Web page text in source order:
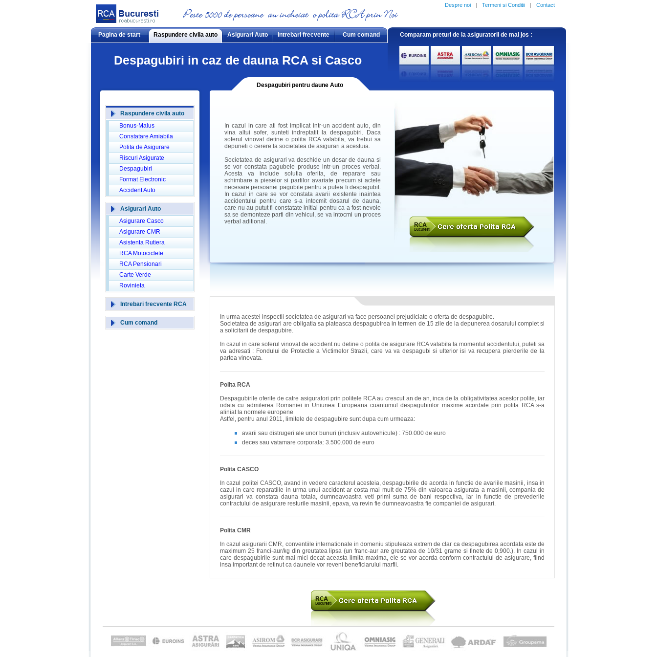
Despre noi | Termeni si Conditii | Contact
Pagina de start Raspundere civila auto Asigurari Auto Intrebari frecvente Cum comand Comparam preturi de la asiguratorii de mai jos :
Despagubiri in caz de dauna RCA si Casco
Raspundere civila auto
Bonus-Malus
Constatare Amiabila
Polita de Asigurare
Riscuri Asigurate
Despagubiri
Format Electronic
Accident Auto
Asigurari Auto
Asigurare Casco
Asigurare CMR
Asistenta Rutiera
RCA Motociclete
RCA Pensionari
Carte Verde
Rovinieta
Intrebari frecvente RCA
Cum comand
Despagubiri pentru daune Auto
In cazul in care ati fost implicat intr-un accident auto, din
vina altui sofer, sunteti indreptatit la despagubiri. Daca
soferul vinovat detine o polita RCA valabila, va trebui sa
depuneti o cerere la societatea de asigurari a acestuia.
Societatea de asigurari va deschide un dosar de dauna si
se vor constata pagubele produse intr-un proces verbal.
Acesta va include solutia oferita, de reparare sau
schimbare a pieselor si partilor avariate precum si actele
necesare persoanei pagubite pentru a putea fi despagubit.
In cazul in care se vor constata avarii existente inaintea
accidentului pentru care s-a intocmit dosarul de dauna,
care nu au putut fi constatate initial pentru ca a fost nevoie
sa se demonteze parti din vehicul, se va intocmi un proces
verbal aditional.
In urma acestei inspectii societatea de asigurari va face persoanei prejudiciate o oferta de despagubire.
Societatea de asigurari are obligatia sa plateasca despagubirea in termen de 15 zile de la depunerea dosarului complet si
a solicitarii de despagubire.
In cazul in care soferul vinovat de accident nu detine o polita de asigurare RCA valabila la momentul accidentului, puteti sa
va adresati : Fondului de Protectie a Victimelor Strazii, care va va despagubi si ulterior isi va recupera pierderile de la
partea vinovata.
Polita RCA
Despagubirile oferite de catre asiguratori prin politele RCA au crescut an de an, inca de la obligativitatea acestor polite, iar
odata cu admiterea Romaniei in Uniunea Europeana cuantumul despagubirilor maxime acordate prin polita RCA s-a
aliniat la normele europene
Astfel, pentru anul 2011, limitele de despagubire sunt dupa cum urmeaza:
avarii sau distrugeri ale unor bunuri (inclusiv autovehicule) : 750.000 de euro
deces sau vatamare corporala: 3.500.000 de euro
Polita CASCO
In cazul politei CASCO, avand in vedere caracterul acesteia, despagubirile de acorda in functie de avariile masinii, insa in
cazul in care reparatiile in urma unui accident ar costa mai mult de 75% din valoarea asigurata a masinii, compania de
asigurari va constata dauna totala, dumneavoastra veti primi suma de bani respectiva, iar in functie de prevederile
contractului de asigurare resturile masinii, epava, va revin fie dumneavoastra fie companiei de asigurari.
Polita CMR
In cazul asigurarii CMR, conventiile internationale in domeniu stipuleaza extrem de clar ca despagubirea acordata este de
maximum 25 franci-aur/kg din greutatea lipsa (un franc-aur are greutatea de 10/31 grame si finete de 0,900.). In cazul in
care despagubirile sunt mai mici decat aceasta limita maxima, ele se vor acorda conform contractului de asigurare, fiind
insa important de retinut ca daunele vor reveni beneficiarului marfii.